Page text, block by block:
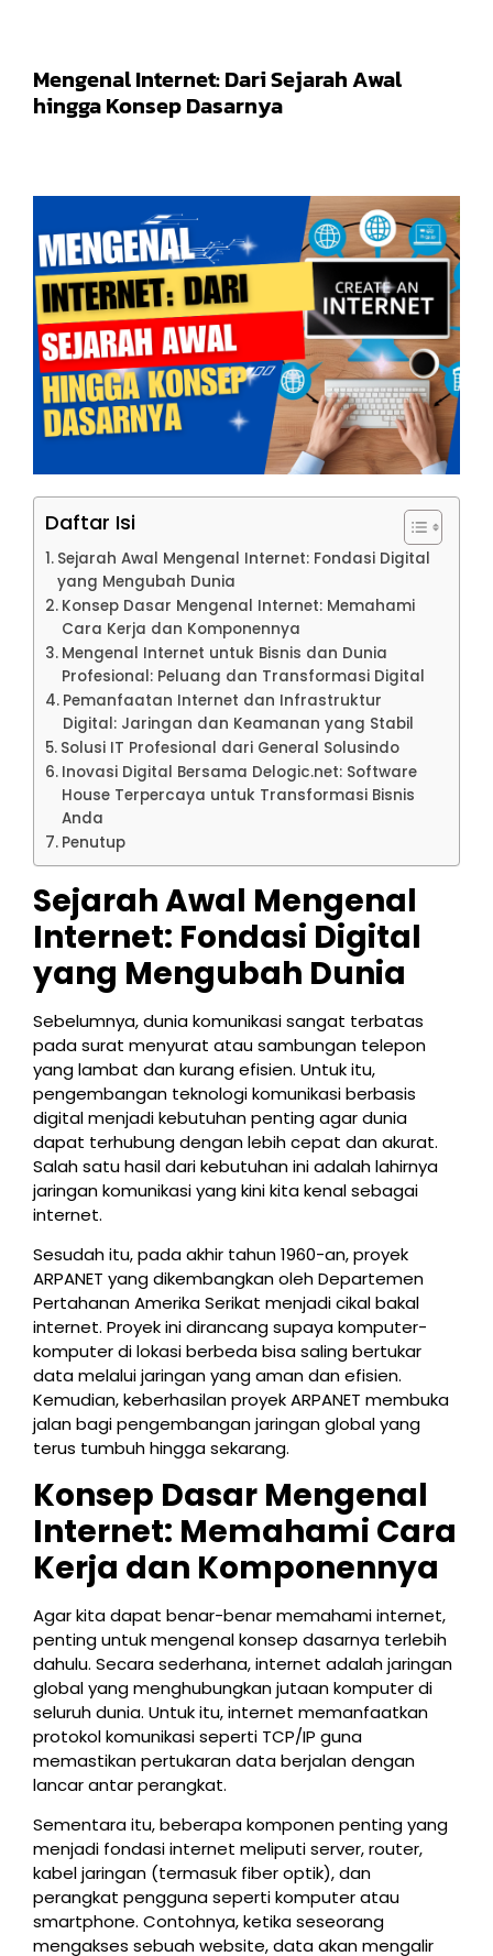
Mengenal Internet: Dari Sejarah Awal
hingga Konsep Dasarnya
Daftar Isi
Sejarah Awal Mengenal Internet: Fondasi Digital
yang Mengubah Dunia
Konsep Dasar Mengenal Internet: Memahami
Cara Kerja dan Komponennya
Mengenal Internet untuk Bisnis dan Dunia
Profesional: Peluang dan Transformasi Digital
Pemanfaatan Internet dan Infrastruktur
Digital: Jaringan dan Keamanan yang Stabil
Solusi IT Profesional dari General Solusindo
Inovasi Digital Bersama Delogic.net: Software
House Terpercaya untuk Transformasi Bisnis
Anda
Penutup
Sejarah Awal Mengenal
Internet: Fondasi Digital
yang Mengubah Dunia
Sebelumnya, dunia komunikasi sangat terbatas
pada surat menyurat atau sambungan telepon
yang lambat dan kurang efisien. Untuk itu,
pengembangan teknologi komunikasi berbasis
digital menjadi kebutuhan penting agar dunia
dapat terhubung dengan lebih cepat dan akurat.
Salah satu hasil dari kebutuhan ini adalah lahirnya
jaringan komunikasi yang kini kita kenal sebagai
internet.
Sesudah itu, pada akhir tahun 1960-an, proyek
ARPANET yang dikembangkan oleh Departemen
Pertahanan Amerika Serikat menjadi cikal bakal
internet. Proyek ini dirancang supaya komputer-
komputer di lokasi berbeda bisa saling bertukar
data melalui jaringan yang aman dan efisien.
Kemudian, keberhasilan proyek ARPANET membuka
jalan bagi pengembangan jaringan global yang
terus tumbuh hingga sekarang.
Konsep Dasar Mengenal
Internet: Memahami Cara
Kerja dan Komponennya
Agar kita dapat benar-benar memahami internet,
penting untuk mengenal konsep dasarnya terlebih
dahulu. Secara sederhana, internet adalah jaringan
global yang menghubungkan jutaan komputer di
seluruh dunia. Untuk itu, internet memanfaatkan
protokol komunikasi seperti TCP/IP guna
memastikan pertukaran data berjalan dengan
lancar antar perangkat.
Sementara itu, beberapa komponen penting yang
menjadi fondasi internet meliputi server, router,
kabel jaringan (termasuk fiber optik), dan
perangkat pengguna seperti komputer atau
smartphone. Contohnya, ketika seseorang
mengakses sebuah website, data akan mengalir